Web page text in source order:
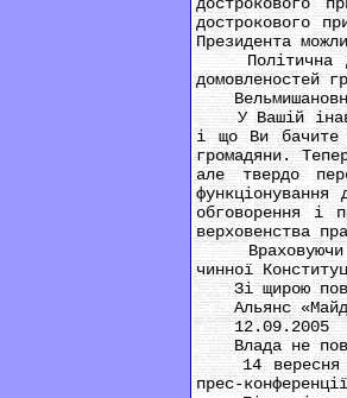
дострокового
Президента
Політична
домовленостей
У Вашій
і що Ви бачите
громадяни.
але твердо
функціонування
обговорення і
верховенства
Враховуючи
чинної
Зі щирою
Альянс
12.09.2005
Влада не
14 вересня у
прес-